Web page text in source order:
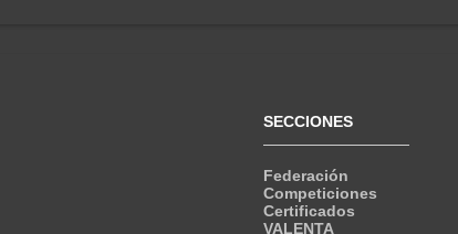
SECCIONES
Federación
Competiciones
Certificados
VALENTA